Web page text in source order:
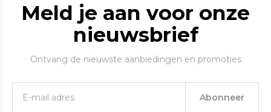
Meld je aan voor onze
nieuwsbrief
Ontvang de nieuwste aanbiedingen en promoties
Abonneer